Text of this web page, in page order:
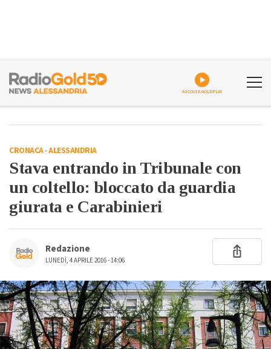
ASCOLTA GOLDPLAY
CRONACA-ALESSANDRIA
Stava entrando in Tribunale con
un coltello: bloccato da guardia
giurata e Carabinieri
Redazione
LUNEDÌ, 4 APRILE 2016 - 14:06